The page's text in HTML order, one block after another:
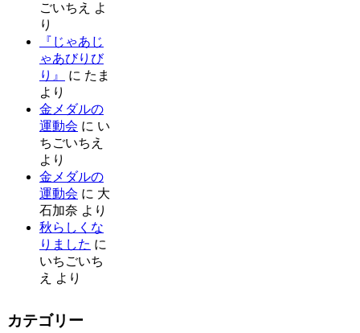
ごいちえ
よ
り
『じゃあじ
ゃあびりび
り』
に たま
より
金メダルの
運動会 に い
ちごいちえ
より
金メダルの
運動会 に 大
石加奈 より
秋らしくな
りました に
いちごいち
え
より
カテゴリー